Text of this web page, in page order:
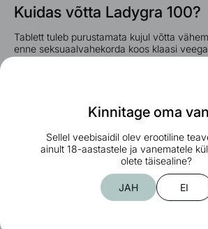
Kuidas võtta Ladygra 100?
Tablett tuleb purustamata kujul võtta
enne seksuaalvahekorda koos klaasi
Soovitatav annus on 50 mg, kusjuures
Et tohi võtta rohkem kui üks kord päevas.
Ei tohi kasutada lastel ja alla 18-aastastel
Paluneb konsulteerida arstiga.
Ainformatsiooni saamiseks konsulteerige
Mõeldavad kõrvaltoimed
Ladygra 100 võib põhjustada kergeid
Kinnitage oma
Sellel veebisaidil olev erootiline
ainult 18-aastastele ja vanematele
olete täisealine?
JAH EI